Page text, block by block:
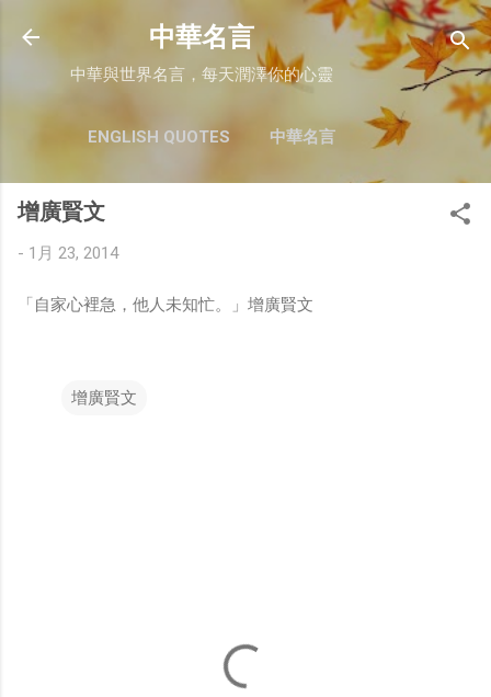
跳至主要內容
中華名言
中華與世界名言，每天潤澤你的心靈
ENGLISH QUOTES 中華名言
增廣賢文
- 1月 23, 2014
「自家心裡急，他人未知忙。」增廣賢文
增廣賢文